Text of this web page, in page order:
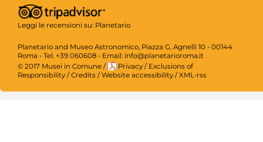
Leggi le recensioni su: Planetario
Planetario and Museo Astronomico, Piazza G. Agnelli 10 - 00144
Roma - Tel. +39 060608 - Email: info@planetarioroma.it
© 2017 Musei in Comune / Privacy / Exclusions of
Responsibility / Credits / Website accessibility / XML-rss